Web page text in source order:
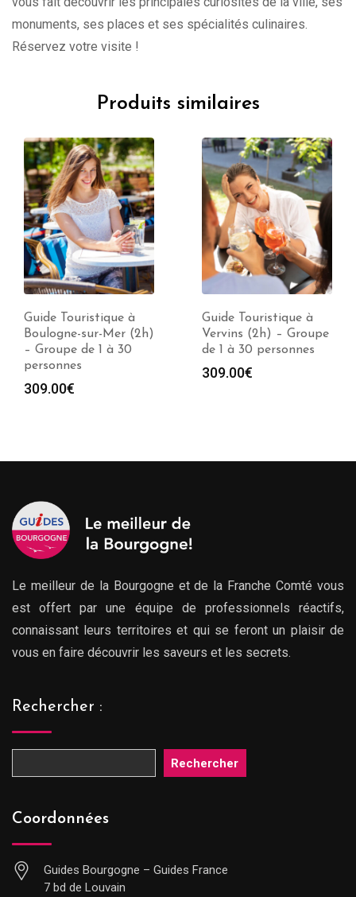
monuments, ses places et ses spécialités culinaires.
Réservez votre visite !
Produits similaires
Guide Touristique à
Boulogne-sur-Mer (2h)
– Groupe de 1 à 30
personnes
309.00€
Guide Touristique à
Vervins (2h) – Groupe
de 1 à 30 personnes
309.00€
Le meilleur de la Bourgogne et de la Franche Comté vous
est offert par une équipe de professionnels réactifs,
connaissant leurs territoires et qui se feront un plaisir de
vous en faire découvrir les saveurs et les secrets.
Rechercher :
Rechercher
Coordonnées
Guides Bourgogne – Guides France
7 bd de Louvain